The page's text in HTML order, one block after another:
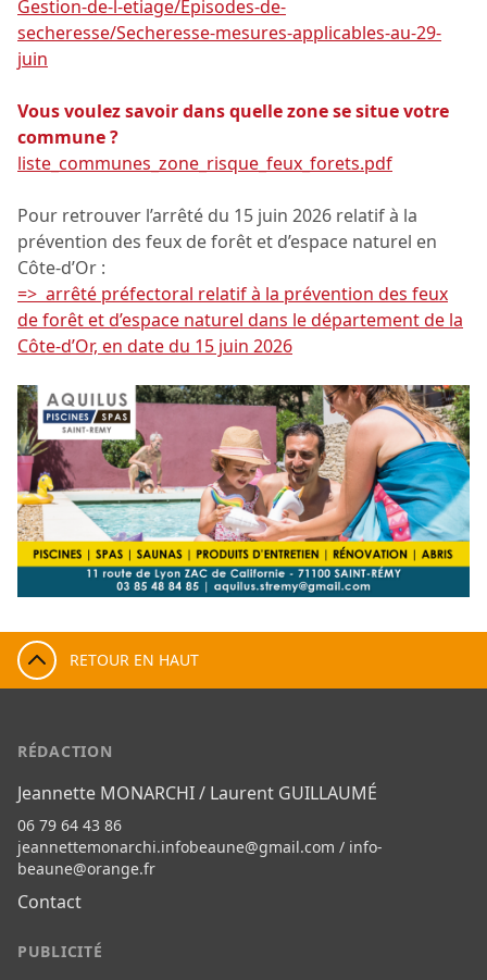
Gestion-de-l-etiage/Episodes-de-
secheresse/Secheresse-mesures-applicables-au-29-
juin
Vous voulez savoir dans quelle zone se situe votre
commune ?
liste_communes_zone_risque_feux_forets.pdf
Pour retrouver l’arrêté du 15 juin 2026 relatif à la
prévention des feux de forêt et d’espace naturel en
Côte-d’Or :
=> arrêté préfectoral relatif à la prévention des feux
de forêt et d’espace naturel dans le département de la
Côte-d’Or, en date du 15 juin 2026
RETOUR EN HAUT
RÉDACTION
Jeannette MONARCHI / Laurent GUILLAUMÉ
06 79 64 43 86
jeannettemonarchi.infobeaune@gmail.com / info-
beaune@orange.fr
Contact
PUBLICITÉ